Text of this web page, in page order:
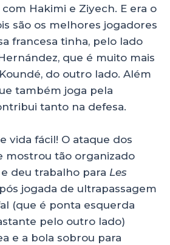
Hakimi e Ziyech. E era o
são os melhores jogadores
francesa tinha, pelo lado
que é muito mais
do outro lado. Além
também joga pela
tanto na defesa.
vida fácil! O ataque dos
mostrou tão organizado
deu trabalho para Les
jogada de ultrapassagem
(que é ponta esquerda
pelo outro lado)
e a bola sobrou para